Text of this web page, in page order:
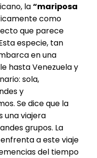
la“mariposa
como
que parece
especie, tan
en una
hasta Venezuela y
sola,
y
Se dice que la
una viajera
grupos. La
a este viaje
del tiempo